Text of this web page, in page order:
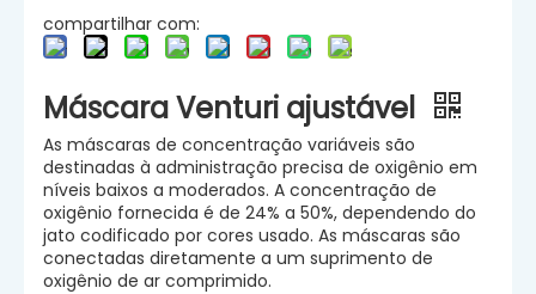
compartilhar com:
Máscara Venturi ajustável
As máscaras de concentração variáveis ​​são
destinadas à administração precisa de oxigênio em
níveis baixos a moderados. A concentração de
oxigênio fornecida é de 24% a 50%, dependendo do
jato codificado por cores usado. As máscaras são
conectadas diretamente a um suprimento de
oxigênio de ar comprimido.